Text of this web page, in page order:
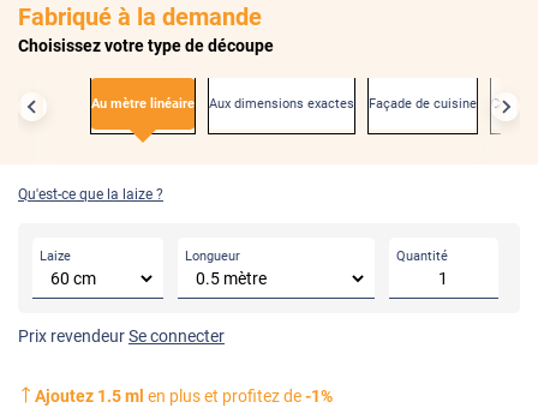
Fabriqué à la demande
Choisissez votre type de découpe
Au mètre linéaire Aux dimensions exactes Façade de cuisine
Qu'est-ce que la laize ?
Laize Longueur Quantité
Prix revendeurSe connecter
Ajoutez 1.5ml en plus et profitez de-1%